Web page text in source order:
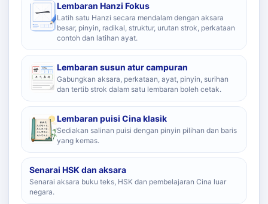
Lembaran Hanzi Fokus
Latih satu Hanzi secara mendalam dengan aksara
besar, pinyin, radikal, struktur, urutan strok, perkataan
contoh dan latihan ayat.
Lembaran susun atur campuran
Gabungkan aksara, perkataan, ayat, pinyin, surihan
dan tertib strok dalam satu lembaran boleh cetak.
Lembaran puisi Cina klasik
Sediakan salinan puisi dengan pinyin pilihan dan baris
yang kemas.
Senarai HSK dan aksara
Senarai aksara buku teks, HSK dan pembelajaran Cina luar
negara.